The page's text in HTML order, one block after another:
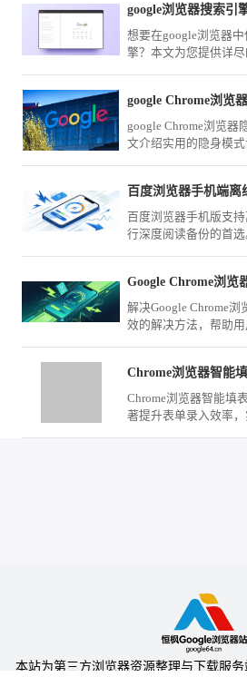
想要在google浏览器中
擎？本文为您提供详
google Chrome浏览器
文介绍实用的隐身模
百度浏览器手机端
百度浏览器手机版支
行深度阅读备份的首
Google Chrome浏览
解决Google Chrome
效的解决方法，帮助
Chrome浏览器智能
Chrome浏览器智能填
著提升表单录入效率
本站为第三方浏览器资源整理与下载服务